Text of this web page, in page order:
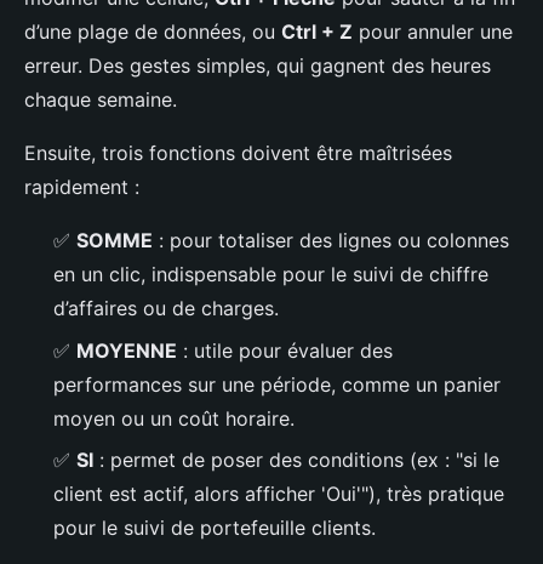
d’une plage de données, ou Ctrl + Z pour annuler une
erreur. Des gestes simples, qui gagnent des heures
chaque semaine.
Ensuite, trois fonctions doivent être maîtrisées
rapidement :
✅ SOMME : pour totaliser des lignes ou colonnes
en un clic, indispensable pour le suivi de chiffre
d’affaires ou de charges.
✅ MOYENNE : utile pour évaluer des
performances sur une période, comme un panier
moyen ou un coût horaire.
✅ SI : permet de poser des conditions (ex : "si le
client est actif, alors afficher 'Oui'"), très pratique
pour le suivi de portefeuille clients.